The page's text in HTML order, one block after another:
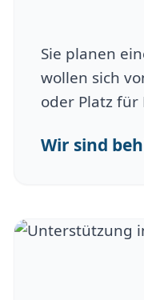
Sie planen
wollen sich
oder Platz für
Wir sind